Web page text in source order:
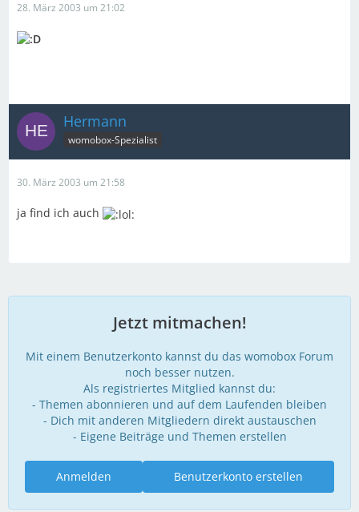
28. März 2003 um 21:02
Hermann
womobox-Spezialist
30. März 2003 um 21:58
ja find ich auch
Jetzt mitmachen!
Mit einem Benutzerkonto kannst du das womobox Forum
noch besser nutzen.
Als registriertes Mitglied kannst du:
- Themen abonnieren und auf dem Laufenden bleiben
- Dich mit anderen Mitgliedern direkt austauschen
- Eigene Beiträge und Themen erstellen
Benutzerkonto erstellen
Anmelden